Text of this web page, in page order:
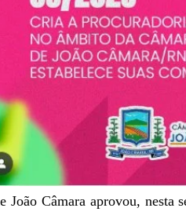
João Câmara aprovou, nesta